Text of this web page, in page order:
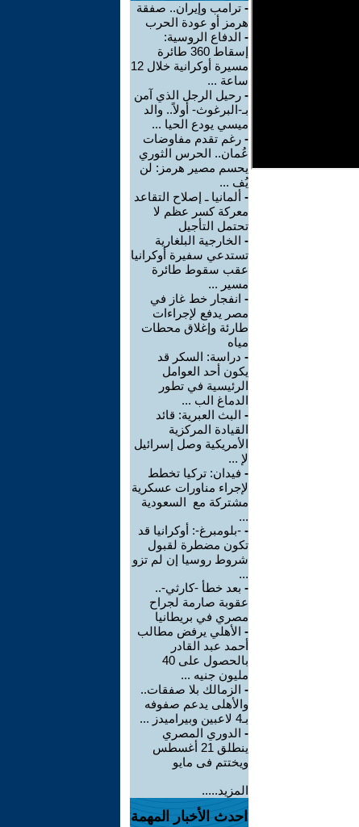
- ترامب وإيران.. صفقة
هرمز أو عودة الحرب
- الدفاع الروسية:
إسقاط 360 طائرة
مسيرة أوكرانية خلال 12
ساعة ...
- رحيل الرجل الذي آمن
بـ-البرغوث- أولاً.. والد
ميسي يودع الحيا ...
- رغم تقدم مفاوضات
عُمان.. الحرس الثوري
يحسم مصير هرمز: لن
يُف ...
- ألمانيا ـ إصلاح التقاعد
معركة كسر عظم لا
تحتمل التأجيل
- الخارجية البلغارية
تستدعي سفيرة أوكرانيا
عقب سقوط طائرة
مسير ...
- انفجار خط غاز في
مصر يدفع لإجراءات
طارئة وإغلاق محطات
مياه
- دراسة: السكر قد
يكون أحد العوامل
الرئيسية في تطور
الدماغ الب ...
- البث العبرية: قائد
القيادة المركزية
الأمريكية وصل إسرائيل
لإ ...
- فيدان: تركيا تخطط
لإجراء مناورات عسكرية
مشتركة مع السعودية
...
- -بلومبرغ-: أوكرانيا قد
تكون مضطرة لقبول
شروط روسيا إن لم تزو
...
- بعد خطأ -كارثي-..
عقوبة صارمة لجراح
مصري في بريطانيا
- الأهلي يرفض مطالب
أحمد عبد القادر
بالحصول على 40
مليون جنيه ...
- الزمالك بلا صفقات..
والأهلى يدعم صفوفه
بـ4 لاعبين وبيراميدز ...
- الدوري المصري
ينطلق 21 أغسطس
ويختتم فى مايو
المزيد.....
احدث الأخبار المهمة